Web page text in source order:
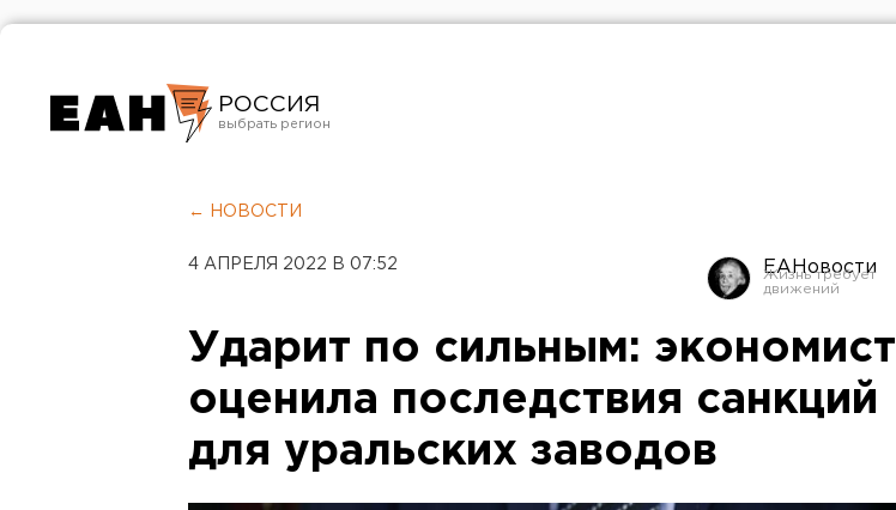
РОССИЯ
Челябинск
← НОВОСТИ
4 АПРЕЛЯ 2022 В 07:52 ЕАНовости
Ударит по сильным: экономист
оценила последствия санкций
для уральских заводов